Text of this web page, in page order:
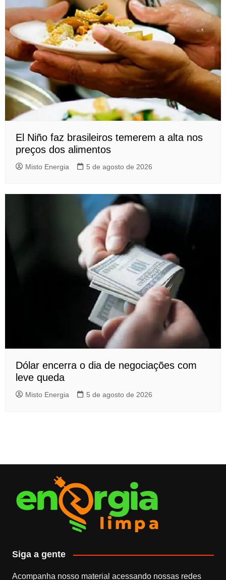
El Niño faz brasileiros temerem a alta nos
preços dos alimentos
Misto Energia 5 de agosto de 2026
Dólar encerra o dia de negociações com
leve queda
Misto Energia 5 de agosto de 2026
Siga a gente
Acompanha nosso material acessando nossas redes